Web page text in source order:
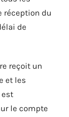
réception du
de
reçoit un
et les
est
le compte